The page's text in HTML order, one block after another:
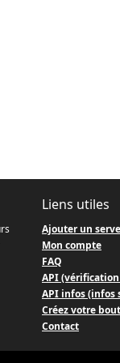
Liens utiles
Ajouter un
Mon compte
FAQ
API
API infos (infos
Créez votre
Contact